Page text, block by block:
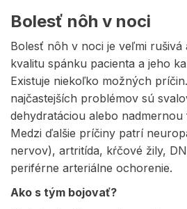
Bolesť nôh v noci
Bolesť nôh v noci je veľmi
kvalitu spánku pacienta a jeho
Existuje niekoľko možných
najčastejších problémov sú
dehydratáciou alebo
Medzi ďalšie príčiny patrí
nervov), artritída, kŕčové žily,
periférne arteriálne ochorenie.
Ako s tým bojovať?